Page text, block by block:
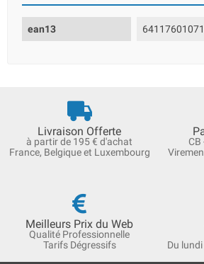
ean13
Livraison Offerte
à partir de 195 € d'achat
France, Belgique et Luxembourg
CB
Meilleurs Prix du Web
Qualité Professionnelle
Tarifs Dégressifs
Du